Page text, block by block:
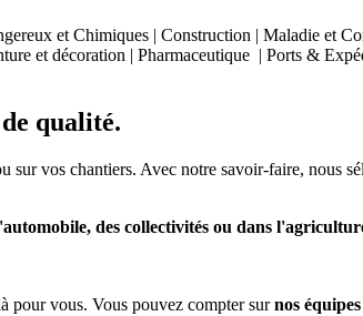
et Chimiques | Construction | Maladie et
et décoration | Pharmaceutique | Ports &
qualité.
sur vos chantiers. Avec notre savoir-faire, nous
des collectivités ou dans
pour vous. Vous pouvez compter surnos équipes